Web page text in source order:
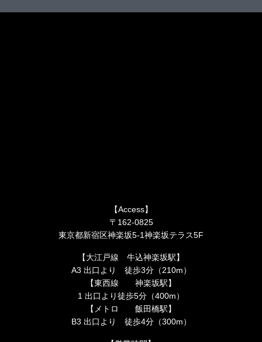
【Access】
〒162-0825
東京都新宿区神楽坂5-1神楽坂テラス5F
【大江戸線 牛込神楽坂駅】
A3 出口より 徒歩3分（210m）
【東西線 神楽坂駅】
1 出口より徒歩5分（400m）
【メトロ 飯田橋駅】
B3 出口より 徒歩4分（300m）